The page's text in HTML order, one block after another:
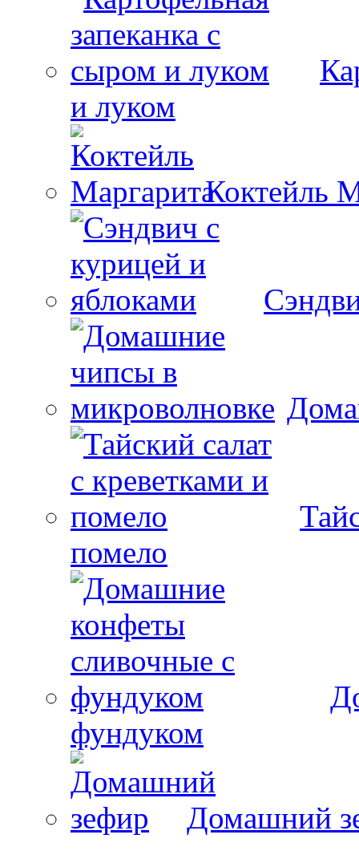
и луком
Коктейль
помело
фундуком
Домашний